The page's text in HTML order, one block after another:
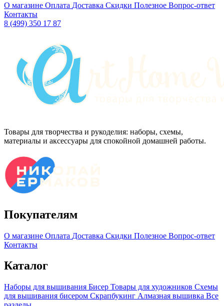
О магазине Оплата Доставка Скидки Полезное Вопрос-ответ
Контакты
8 (499) 350 17 87
Товары для творчества и рукоделия: наборы, схемы,
материалы и аксессуары для спокойной домашней работы.
Покупателям
О магазине Оплата Доставка Скидки Полезное Вопрос-ответ
Контакты
Каталог
Наборы для вышивания Бисер Товары для художников Схемы
для вышивания бисером Скрапбукинг Алмазная вышивка Все